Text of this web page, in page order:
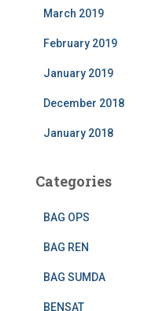
March 2019
February 2019
January 2019
December 2018
January 2018
Categories
BAG OPS
BAG REN
BAG SUMDA
BENSAT